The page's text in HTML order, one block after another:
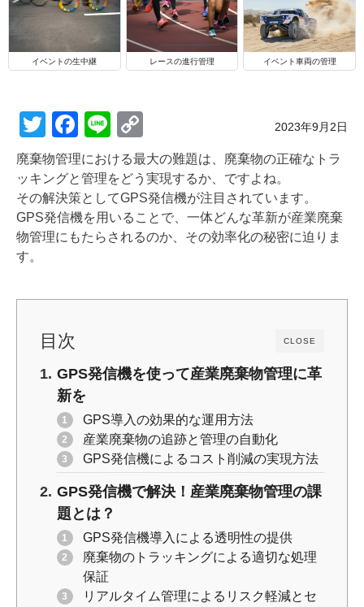
イベントの生中継 レースの進行管理 イベント車両の管理
2023年9月2日
T
wi
tt
er
F
a
c
e
b
k
Li
n
e
o
p
y
Li
廃棄物管理における最大の難題は、廃棄物の正確なトラ
ッキングと管理をどう実現するか、ですよね。
その解決策としてGPS発信機が注目されています。
GPS発信機を用いることで、一体どんな革新が産業廃棄
物管理にもたらされるのか、その効率化の秘密に迫りま
す。
CLOSE
目次
GPS発信機を使って産業廃棄物管理に革
新を
GPS導入の効果的な運用方法
産業廃棄物の追跡と管理の自動化
GPS発信機によるコスト削減の実現方法
GPS発信機で解決！産業廃棄物管理の課
題とは？
GPS発信機導入による透明性の提供
廃棄物のトラッキングによる適切な処理
保証
リアルタイム管理によるリスク軽減とセ